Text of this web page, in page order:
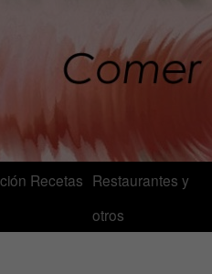
Recetas Restaurantes y
otros